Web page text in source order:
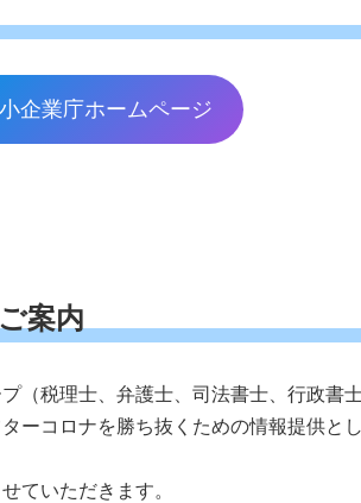
企業庁ホームページ
案内
（税理士、弁護士、司法書士、行政書
ーコロナを勝ち抜くための情報提供と
ていただきます。